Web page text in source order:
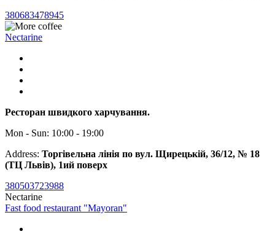
380683478945
Nectarine
Ресторан швидкого харчування.
Mon - Sun: 10:00 - 19:00
Address: Торгівельна лінія по вул. Щирецькій, 36/12, № 18
(ТЦ Львів), 1ий поверх
380503723988
Nectarine
Fast food restaurant "Mayoran"